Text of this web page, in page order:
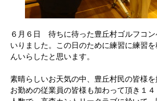
６月６日 待ちに待った豊丘村ゴルフコン
いりました。この日のために練習に練習
んいらしたと思います。
素晴らしいお天気の中、豊丘村民の皆様
お勤めの従業員の皆様も加わって頂き１